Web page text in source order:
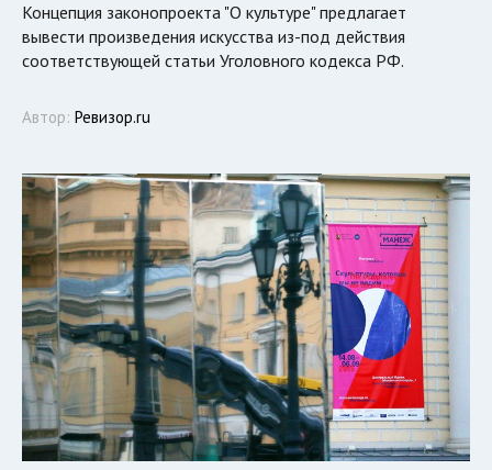
Концепция законопроекта "О культуре" предлагает
вывести произведения искусства из-под действия
соответствующей статьи Уголовного кодекса РФ.
Автор: Ревизор.ru